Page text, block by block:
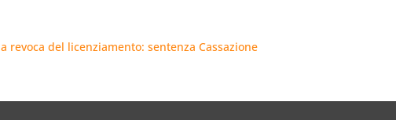
revoca del licenziamento: sentenza Cassazione